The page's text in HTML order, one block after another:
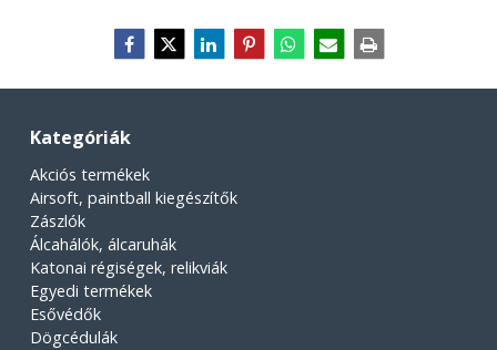
Kategóriák
Akciós termékek
Airsoft, paintball kiegészítők
Zászlók
Álcahálók, álcaruhák
Katonai régiségek, relikviák
Egyedi termékek
Esővédők
Dögcédulák